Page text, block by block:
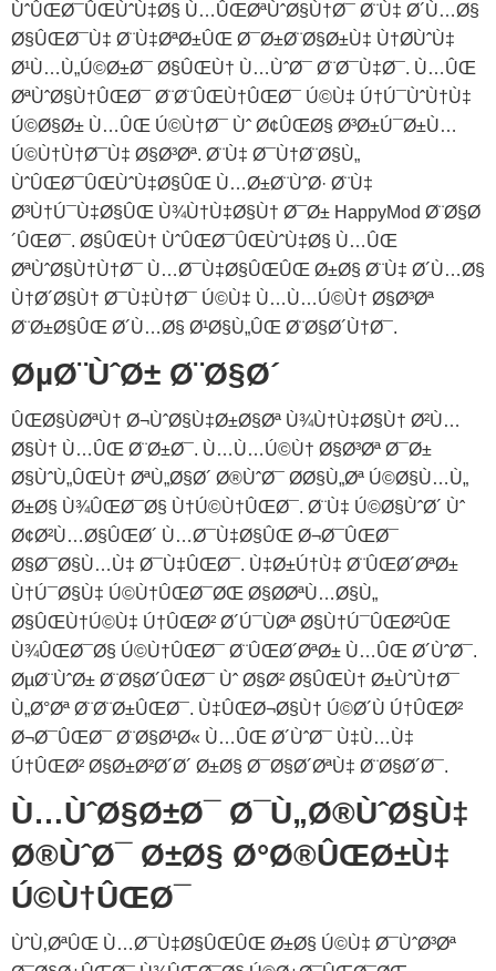
ÙˆÛŒØ¯ÛŒÙˆÙ‡Ø§ Ù…ÛŒ‌ØªÙˆØ§Ù†Ø¯ Ø¨Ù‡ Ø´Ù…Ø§
Ø§ÛŒØ¯Ù‡ Ø¨Ù‡ØªØ±ÛŒ Ø¯Ø±Ø¨Ø§Ø±Ù‡ Ù†Ø­ÙˆÙ‡
Ø¹Ù…Ù„Ú©Ø±Ø¯ Ø§ÛŒÙ† Ù…ÙˆØ¯ Ø¨Ø¯Ù‡Ø¯. Ù…ÛŒ
ØªÙˆØ§Ù†ÛŒØ¯ Ø¨Ø¨ÛŒÙ†ÛŒØ¯ Ú©Ù‡ Ú†Ú¯ÙˆÙ†Ù‡
Ú©Ø§Ø± Ù…ÛŒ Ú©Ù†Ø¯ Ùˆ Ø¢ÛŒØ§ Ø³Ø±Ú¯Ø±Ù…
Ú©Ù†Ù†Ø¯Ù‡ Ø§Ø³Øª. Ø¨Ù‡ Ø¯Ù†Ø¨Ø§Ù„
ÙˆÛŒØ¯ÛŒÙˆÙ‡Ø§ÛŒ Ù…Ø±Ø¨ÙˆØ· Ø¨Ù‡
Ø³Ù†Ú¯Ù‡Ø§ÛŒ Ù¾Ù†Ù‡Ø§Ù† Ø¯Ø± HappyMod Ø¨Ø§Ø
´ÛŒØ¯. Ø§ÛŒÙ† ÙˆÛŒØ¯ÛŒÙˆÙ‡Ø§ Ù…ÛŒ
ØªÙˆØ§Ù†Ù†Ø¯ Ù…Ø¯Ù‡Ø§ÛŒÛŒ Ø±Ø§ Ø¨Ù‡ Ø´Ù…Ø§
Ù†Ø´Ø§Ù† Ø¯Ù‡Ù†Ø¯ Ú©Ù‡ Ù…Ù…Ú©Ù† Ø§Ø³Øª
Ø¨Ø±Ø§ÛŒ Ø´Ù…Ø§ Ø¹Ø§Ù„ÛŒ Ø¨Ø§Ø´Ù†Ø¯.
ØµØ¨ÙˆØ± Ø¨Ø§Ø´
ÛŒØ§ÙØªÙ† Ø¬ÙˆØ§Ù‡Ø±Ø§Øª Ù¾Ù†Ù‡Ø§Ù† Ø²Ù…
Ø§Ù† Ù…ÛŒ Ø¨Ø±Ø¯. Ù…Ù…Ú©Ù† Ø§Ø³Øª Ø¯Ø±
Ø§ÙˆÙ„ÛŒÙ† ØªÙ„Ø§Ø´ Ø®ÙˆØ¯ Ø­Ø§Ù„Øª Ú©Ø§Ù…Ù„
Ø±Ø§ Ù¾ÛŒØ¯Ø§ Ù†Ú©Ù†ÛŒØ¯. Ø¨Ù‡ Ú©Ø§ÙˆØ´ Ùˆ
Ø¢Ø²Ù…Ø§ÛŒØ´ Ù…Ø¯Ù‡Ø§ÛŒ Ø¬Ø¯ÛŒØ¯
Ø§Ø¯Ø§Ù…Ù‡ Ø¯Ù‡ÛŒØ¯. Ù‡Ø±Ú†Ù‡ Ø¨ÛŒØ´ØªØ±
Ù†Ú¯Ø§Ù‡ Ú©Ù†ÛŒØ¯ØŒ Ø§Ø­ØªÙ…Ø§Ù„
Ø§ÛŒÙ†Ú©Ù‡ Ú†ÛŒØ² Ø´Ú¯ÙØª Ø§Ù†Ú¯ÛŒØ²ÛŒ
Ù¾ÛŒØ¯Ø§ Ú©Ù†ÛŒØ¯ Ø¨ÛŒØ´ØªØ± Ù…ÛŒ Ø´ÙˆØ¯.
ØµØ¨ÙˆØ± Ø¨Ø§Ø´ÛŒØ¯ Ùˆ Ø§Ø² Ø§ÛŒÙ† Ø±ÙˆÙ†Ø¯
Ù„Ø°Øª Ø¨Ø¨Ø±ÛŒØ¯. Ù‡ÛŒØ¬Ø§Ù† Ú©Ø´Ù Ú†ÛŒØ²
Ø¬Ø¯ÛŒØ¯ Ø¨Ø§Ø¹Ø« Ù…ÛŒ Ø´ÙˆØ¯ Ù‡Ù…Ù‡
Ú†ÛŒØ² Ø§Ø±Ø²Ø´Ø´ Ø±Ø§ Ø¯Ø§Ø´ØªÙ‡ Ø¨Ø§Ø´Ø¯.
Ù…ÙˆØ§Ø±Ø¯ Ø¯Ù„Ø®ÙˆØ§Ù‡
Ø®ÙˆØ¯ Ø±Ø§ Ø°Ø®ÛŒØ±Ù‡
Ú©Ù†ÛŒØ¯
ÙˆÙ‚ØªÛŒ Ù…Ø¯Ù‡Ø§ÛŒÛŒ Ø±Ø§ Ú©Ù‡ Ø¯ÙˆØ³Øª